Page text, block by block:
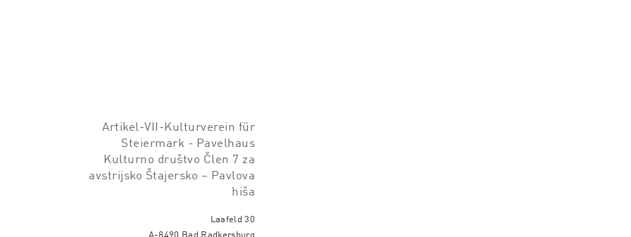
Artikel-VII-Kulturverein für
Steiermark - Pavelhaus
Kulturno društvo Člen 7 za
avstrijsko Štajersko – Pavlova
hiša
Laafeld 30
A-8490 Bad Radkersburg